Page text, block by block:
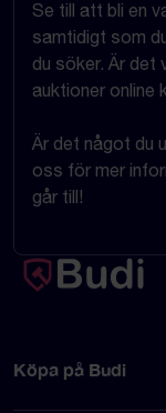
Se till att bli en
samtidigt som
du söker. Är det
auktioner online
Är det något du
oss för mer
går till!
Köpa på Budi